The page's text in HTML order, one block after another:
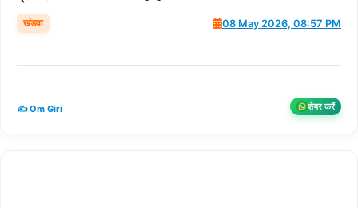
खंडवा 08 May 2026, 08:57 PM
✍️ Om Giri शेयर करें